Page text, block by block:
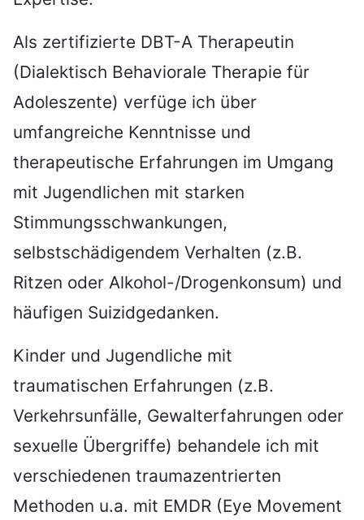
Als zertifizierte DBT-A Therapeutin
(Dialektisch Behaviorale Therapie für
Adoleszente) verfüge ich über
umfangreiche Kenntnisse und
therapeutische Erfahrungen im Umgang
mit Jugendlichen mit starken
Stimmungsschwankungen,
selbstschädigendem Verhalten (z.B.
Ritzen oder Alkohol-/Drogenkonsum) und
häufigen Suizidgedanken.
Kinder und Jugendliche mit
traumatischen Erfahrungen (z.B.
Verkehrsunfälle, Gewalterfahrungen oder
sexuelle Übergriffe) behandele ich mit
verschiedenen traumazentrierten
Methoden u.a. mit EMDR (Eye Movement